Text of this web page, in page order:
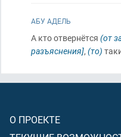
АБУ АДЕЛЬ
А кто отвернётся(от
разъяснения], (то)
О ПРОЕКТЕ